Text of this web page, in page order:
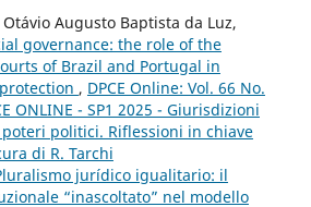
Augusto Baptista da Luz,
governance: the role of the
of Brazil and Portugal in
, DPCE Online: Vol. 66 No.
ONLINE - SP1 2025 - Giurisdizioni
politici. Riflessioni in chiave
di R. Tarchi
jurídico igualitario: il
“inascoltato” nel modello